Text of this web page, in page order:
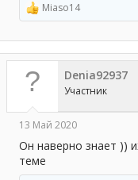
Р
е
а
к
ц
и
и
Miaso14
Denia92937
Участник
13 Май 2020
Он наверно знает ))
теме